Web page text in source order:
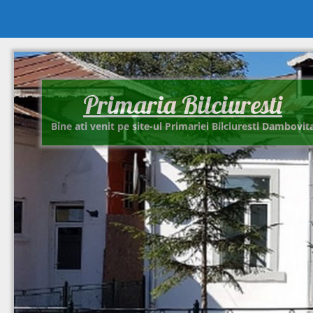
Primaria Bilciuresti
Bine ati venit pe site-ul Primariei Bilciuresti